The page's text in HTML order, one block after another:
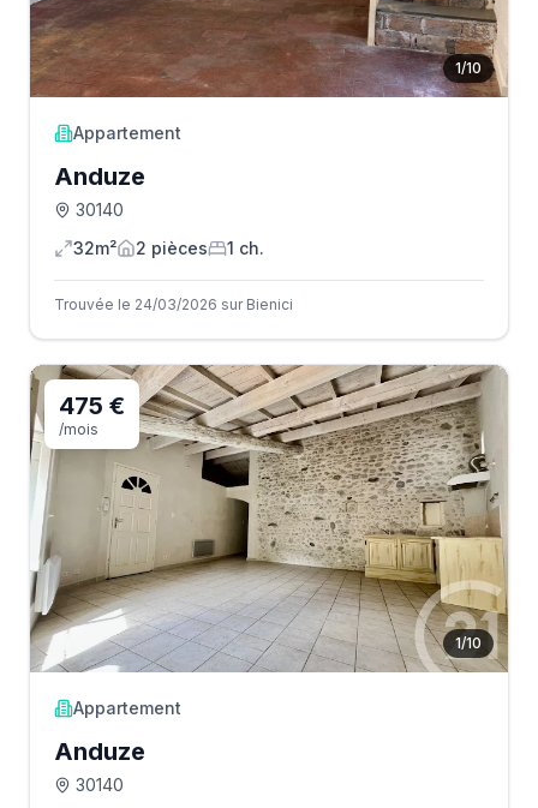
1/10
Appartement
Anduze
30140
32m²
2 pièces 1 ch.
Trouvée le 24/03/2026 sur Bienici
1/10
475 €
/mois
Appartement
Anduze
30140